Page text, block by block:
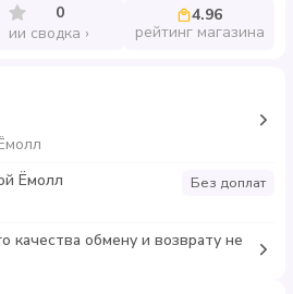
0
ии сводка
4.96
рейтинг магазина
Ёмолл
Без доплат
качества обмену и возврату не